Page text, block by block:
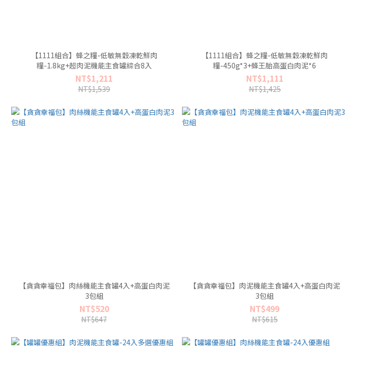
【1111組合】蜂之糧-低敏無穀凍乾鮮肉
糧-1.8kg+超肉泥機能主食罐綜合8入
NT$1,211
NT$1,539
【1111組合】蜂之糧-低敏無穀凍乾鮮肉
糧-450g*3+蜂王胎高蛋白肉泥*6
NT$1,111
NT$1,425
【貪貪幸福包】肉絲機能主食罐4入+高蛋白肉泥
3包組
NT$520
NT$647
【貪貪幸福包】肉泥機能主食罐4入+高蛋白肉泥
3包組
NT$499
NT$615